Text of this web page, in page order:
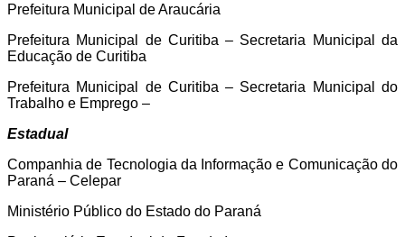
Prefeitura Municipal de Araucária
Prefeitura Municipal de Curitiba – Secretaria Municipal da
Educação de Curitiba
Prefeitura Municipal de Curitiba – Secretaria Municipal do
Trabalho e Emprego –
Estadual
Companhia de Tecnologia da Informação e Comunicação do
Paraná – Celepar
Ministério Público do Estado do Paraná